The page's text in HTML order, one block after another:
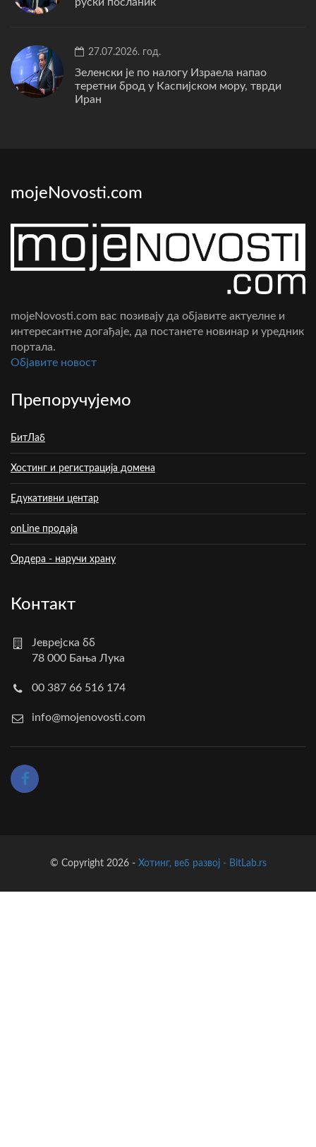
27.07.2026. год.
Зеленски је по налогу Израела напао
теретни брод у Каспијском мору, тврди
Иран
mojeNovosti.com
mojeNovosti.com вас позивају да објавите актуелне и
интересантне догађаје, да постанете новинар и уредник
портала.
Oбјавите новост
Препоручујемо
БитЛаб
Хостинг и регистрација домена
Едукативни центар
onLine продаја
Ордера - наручи храну
Контакт
Јеврејска бб
78 000 Бања Лука
00 387 66 516 174
info@mojenovosti.com
© Copyright 2026 - Хотинг, веб развој - BitLab.rs